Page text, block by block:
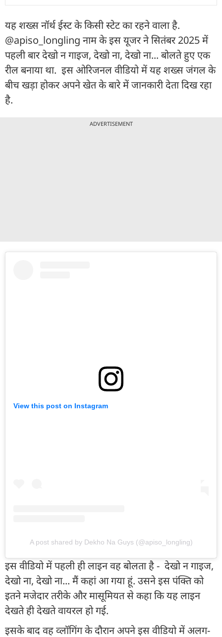
यह शख्स नॉर्थ ईस्ट के किसी स्टेट का रहने वाला है.
@apiso_longling नाम के इस यूजर ने सितंबर 2025 में
पहली बार देखो न गाइज, देखो ना, देखो ना... बोलते हुए एक
रील बनाया था. इस ओरिजनल वीडियो में यह शख्स जंगल के
बीच खड़ा होकर अपने खेत के बारे में जानकारी देता दिख रहा
है.
ADVERTISEMENT
View this post on Instagram
A post shared by Dekho Na Guys (@apiso_longling)
इस वीडियो में पहली ही लाइन वह बोलता है - देखो न गाइज,
देखो ना, देखो ना... मैं कहां आ गया हूं. उसने इस पंक्ति को
इतने मजेदार तरीके और मासूमियत से कहा कि यह लाइन
देखते ही देखते वायरल हो गई.
इसके बाद वह व्लॉगिंग के दौरान अपने इस वीडियो में अलग-